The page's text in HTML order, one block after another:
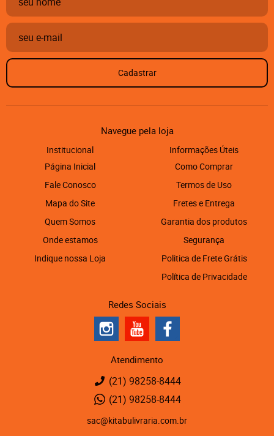
Cadastrar
Navegue pela loja
Institucional
Página Inicial
Fale Conosco
Mapa do Site
Quem Somos
Onde estamos
Indique nossa Loja
Informações Úteis
Como Comprar
Termos de Uso
Fretes e Entrega
Garantia dos produtos
Segurança
Politica de Frete Grátis
Política de Privacidade
Redes Sociais
Atendimento
(21) 98258-8444
(21) 98258-8444
sac@kitabulivraria.com.br